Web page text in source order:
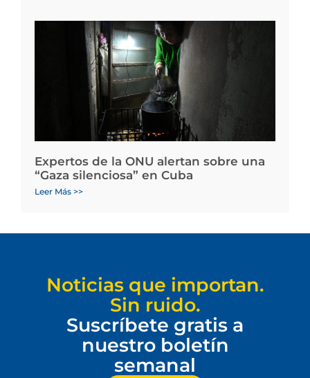
Expertos de la ONU alertan sobre una
“Gaza silenciosa” en Cuba
Leer Más >>
Noticias que importan.
Sin ruido.
Suscríbete gratis a
nuestro boletín
semanal